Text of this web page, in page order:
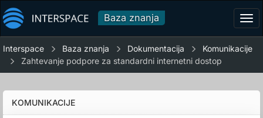
Baza znanja
Interspace Baza znanja Dokumentacija
Komunikacije
Zahtevanje podpore za standardni internetni dostop
KOMUNIKACIJE